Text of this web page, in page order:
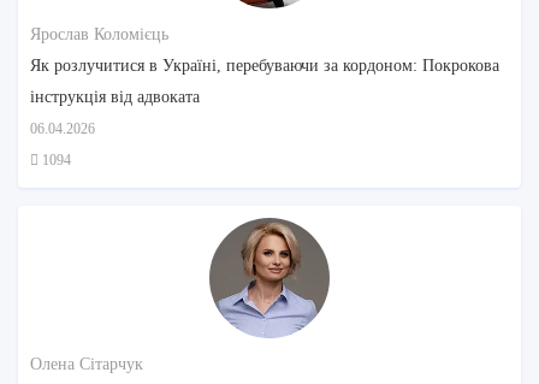
Ярослав Коломієць
Як розлучитися в Україні, перебуваючи за кордоном: Покрокова
інструкція від адвоката
06.04.2026
1094
Олена Сітарчук